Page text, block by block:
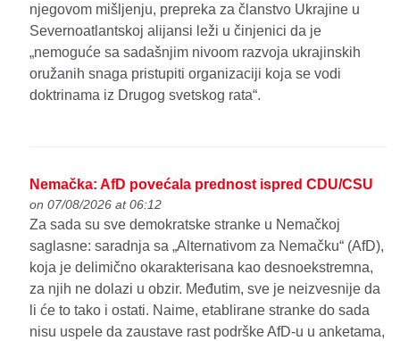
njegovom mišljenju, prepreka za članstvo Ukrajine u
Severnoatlantskoj alijansi leži u činjenici da je
„nemoguće sa sadašnjim nivoom razvoja ukrajinskih
oružanih snaga pristupiti organizaciji koja se vodi
doktrinama iz Drugog svetskog rata“.
Nemačka: AfD povećala prednost ispred CDU/CSU
on 07/08/2026 at 06:12
Za sada su sve demokratske stranke u Nemačkoj
saglasne: saradnja sa „Alternativom za Nemačku“ (AfD),
koja je delimično okarakterisana kao desnoekstremna,
za njih ne dolazi u obzir. Međutim, sve je neizvesnije da
li će to tako i ostati. Naime, etablirane stranke do sada
nisu uspele da zaustave rast podrške AfD-u u anketama,